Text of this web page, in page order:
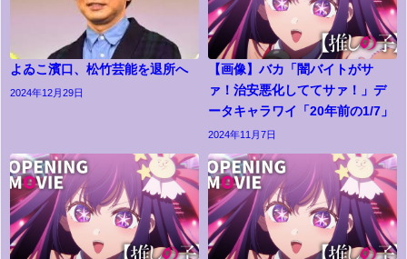
よゐこ濱口、松竹芸能を退所へ
2024年12月29日
【画像】バカ「闇バイトがサ
ァ！治安悪化しててサァ！」デ
ータキャラワイ「20年前の1/7」
2024年11月7日